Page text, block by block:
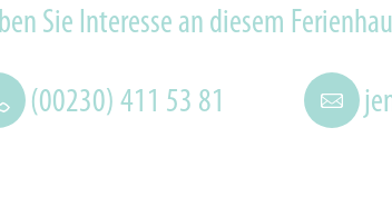
Sie Interesse an diesem
(00230) 411 53 81